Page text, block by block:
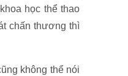
học thể thao
chấn thương thì
không thể nói